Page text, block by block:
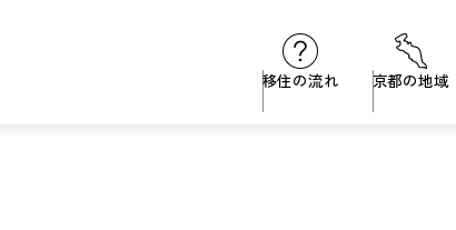
移住の流れ 京都の地域